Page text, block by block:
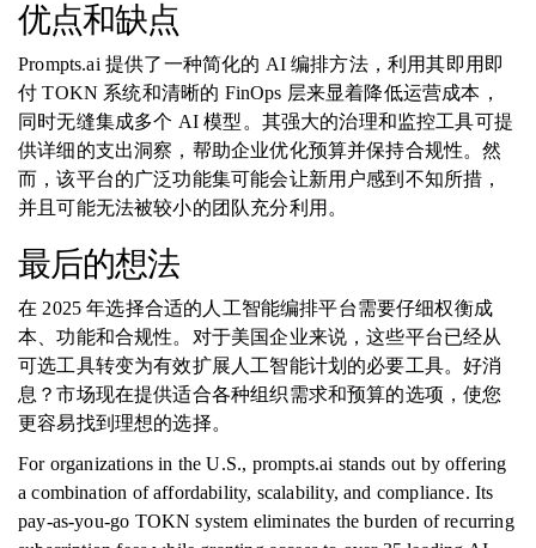
优点和缺点
Prompts.ai 提供了一种简化的 AI 编排方法，利用其即用即
付 TOKN 系统和清晰的 FinOps 层来显着降低运营成本，
同时无缝集成多个 AI 模型。其强大的治理和监控工具可提
供详细的支出洞察，帮助企业优化预算并保持合规性。然
而，该平台的广泛功能集可能会让新用户感到不知所措，
并且可能无法被较小的团队充分利用。
最后的想法
在 2025 年选择合适的人工智能编排平台需要仔细权衡成
本、功能和合规性。对于美国企业来说，这些平台已经从
可选工具转变为有效扩展人工智能计划的必要工具。好消
息？市场现在提供适合各种组织需求和预算的选项，使您
更容易找到理想的选择。
For organizations in the U.S., prompts.ai stands out by offering
a combination of affordability, scalability, and compliance. Its
pay-as-you-go TOKN system eliminates the burden of recurring